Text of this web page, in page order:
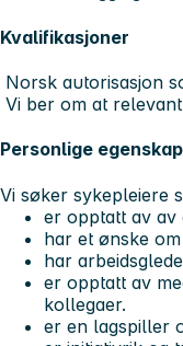
Kvalifikasjoner
Norsk autorisasjon
Vi ber om at
Personlige
Vi søker sykepleiere
er opptatt av av
har et ønske
har
er opptatt av
kollegaer.
er en lagspiller